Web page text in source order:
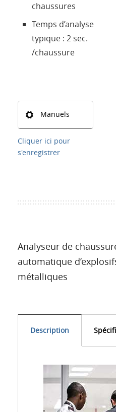
chaussures
Temps d’analyse
typique : 2 sec.
/chaussure
Manuels
Cliquer ici pour
s'enregistrer
Analyseur de
automatique
métalliques
Description